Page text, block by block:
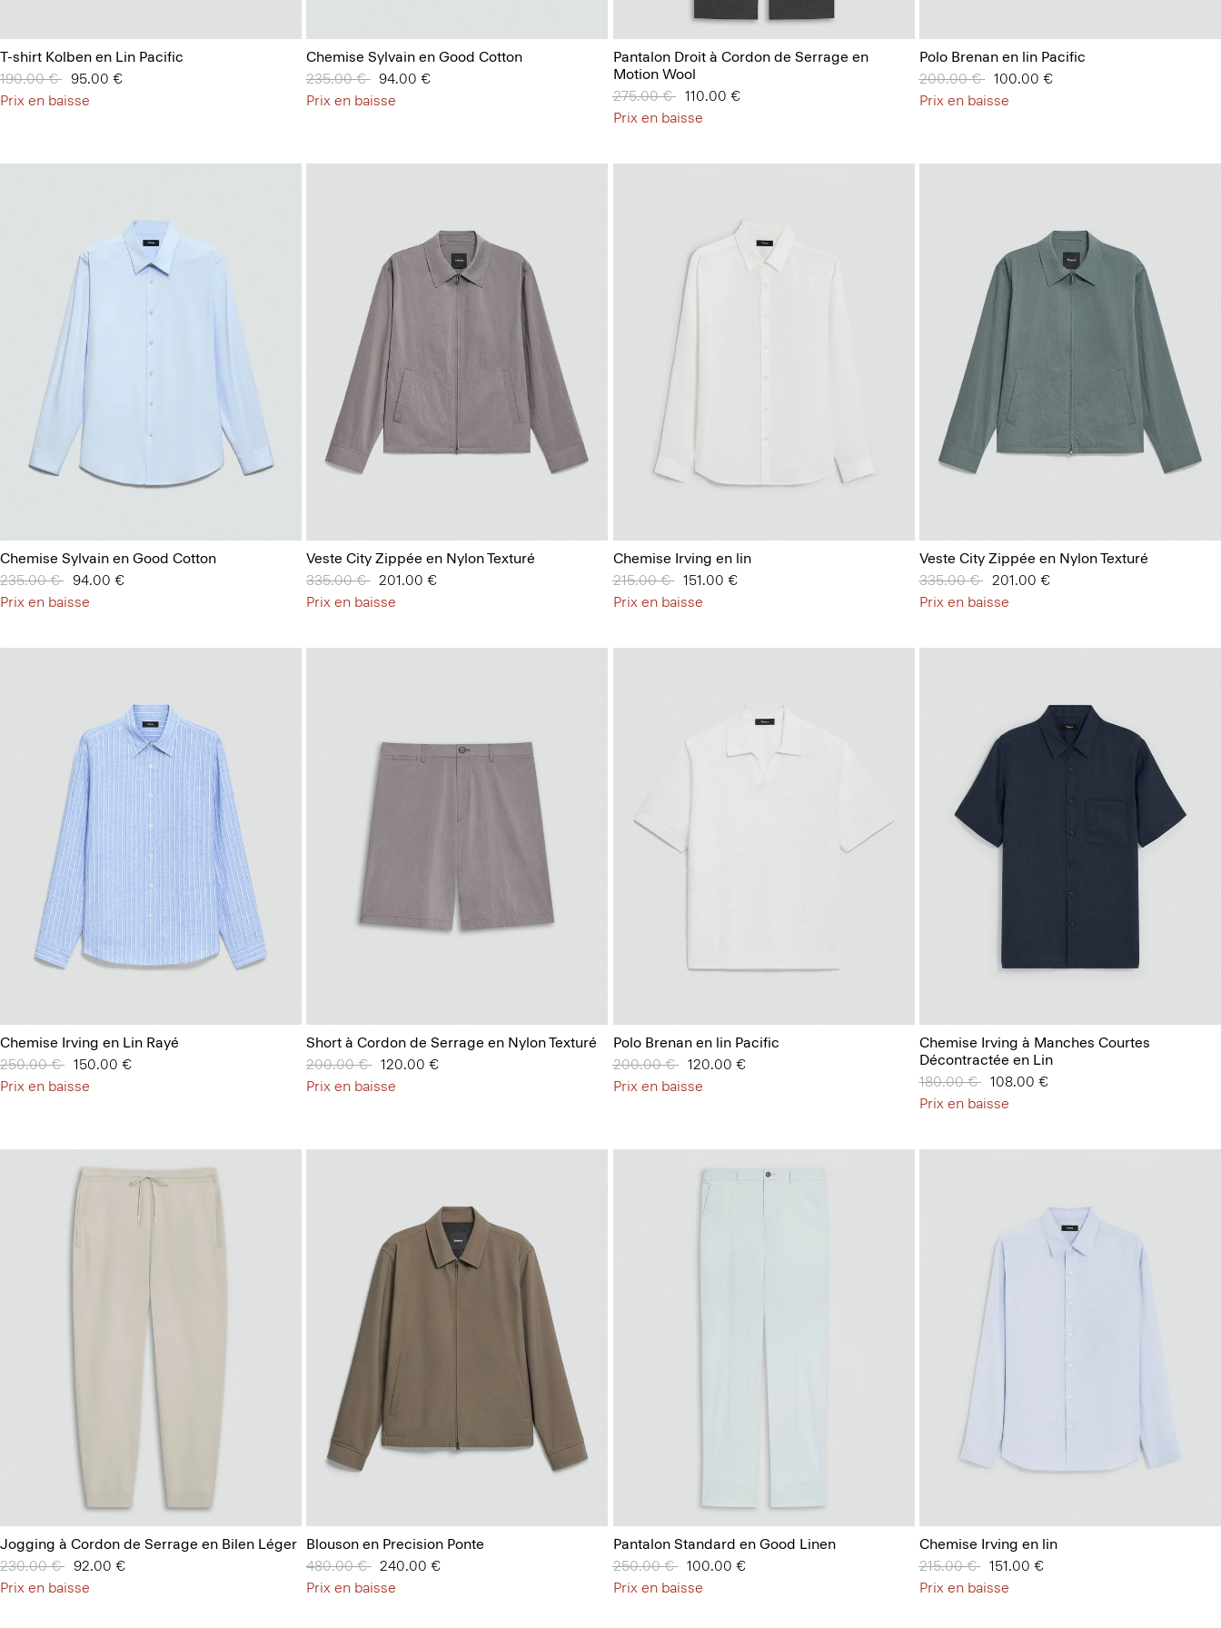
T-shirt Kolben en Lin Pacific
Prix réduit de
190.00 € 95.00 €
Prix en baisse
Chemise Sylvain en Good Cotton
Prix réduit de
235.00 €à 94.00 €
Prix en baisse
Pantalon Droit à Cordon de Serrage en
Motion Wool
Prix réduit de
275.00 €à 110.00 €
Prix en baisse
Polo Brenan en lin Pacific
Prix réduit de
200.00 €à 100.00 €
Prix en baisse
Chemise Sylvain en Good Cotton
Prix réduit de
235.00 € 94.00 €
Prix en baisse
Veste City Zippée en Nylon Texturé
Prix réduit de
335.00 €à 201.00 €
Prix en baisse
Chemise Irving en lin
Prix réduit de
215.00 €à 151.00 €
Prix en baisse
Veste City Zippée en Nylon Texturé
Prix réduit de
335.00 €à 201.00 €
Prix en baisse
Chemise Irving en Lin Rayé
Prix réduit de
250.00 € 150.00 €
Prix en baisse
Short à Cordon de Serrage en Nylon Texturé
Prix réduit de
200.00 €à 120.00 €
Prix en baisse
Polo Brenan en lin Pacific
Prix réduit de
200.00 €à 120.00 €
Prix en baisse
Chemise Irving à Manches Courtes
Décontractée en Lin
Prix réduit de
180.00 €à 108.00 €
Prix en baisse
Jogging à Cordon de Serrage en Bilen Léger
Prix réduit de
230.00 € 92.00 €
Prix en baisse
Blouson en Precision Ponte
Prix réduit de
480.00 €à 240.00 €
Prix en baisse
Pantalon Standard en Good Linen
Prix réduit de
250.00 €à 100.00 €
Prix en baisse
Chemise Irving en lin
Prix réduit de
215.00 €à 151.00 €
Prix en baisse